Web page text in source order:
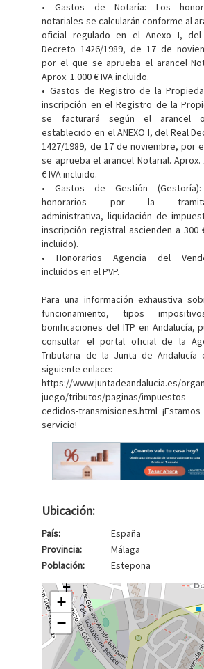
• Gastos de Notaría: Los
notariales se calcularán conforme al
oficial regulado en el Anexo I, del
Decreto 1426/1989, de 17 de
por el que se aprueba el arancel
Aprox. 1.000 € IVA incluido.
• Gastos de Registro de la
inscripción en el Registro de la
se facturará según el arancel
establecido en el ANEXO I, del Real
1427/1989, de 17 de noviembre, por
se aprueba el arancel Notarial. Aprox.
€ IVA incluido.
• Gastos de Gestión
honorarios por la
administrativa, liquidación de
inscripción registral ascienden a 300
incluido).
• Honorarios Agencia del
incluidos en el PVP.
Para una información exhaustiva
funcionamiento, tipos
bonificaciones del ITP en Andalucía,
consultar el portal oficial de la
Tributaria de la Junta de Andalucía
siguiente enlace:
https://www.juntadeandalucia.es/
juego/tributos/paginas/impuestos-
cedidos-transmisiones.html
servicio!
Ubicación:
País:
España
Provincia:
Málaga
Población:
Estepona
+
−